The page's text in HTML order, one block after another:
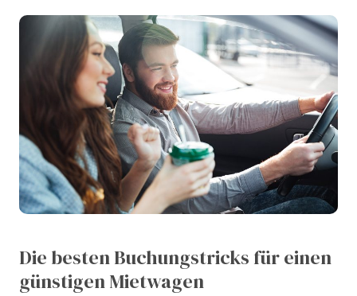
Die besten Buchungstricks für einen
günstigen Mietwagen